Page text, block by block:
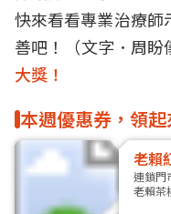
快來看看專業治療師
善吧！（文字．周盼
大獎！
本週優惠券，領起
老賴
連鎖門
老賴茶